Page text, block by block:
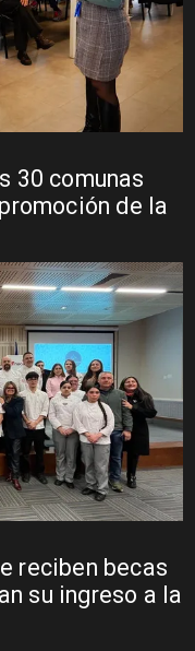
30 comunas
de la
reciben becas
su ingreso a la